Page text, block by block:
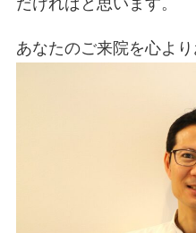
だければと思います。
あなたのご来院を心より